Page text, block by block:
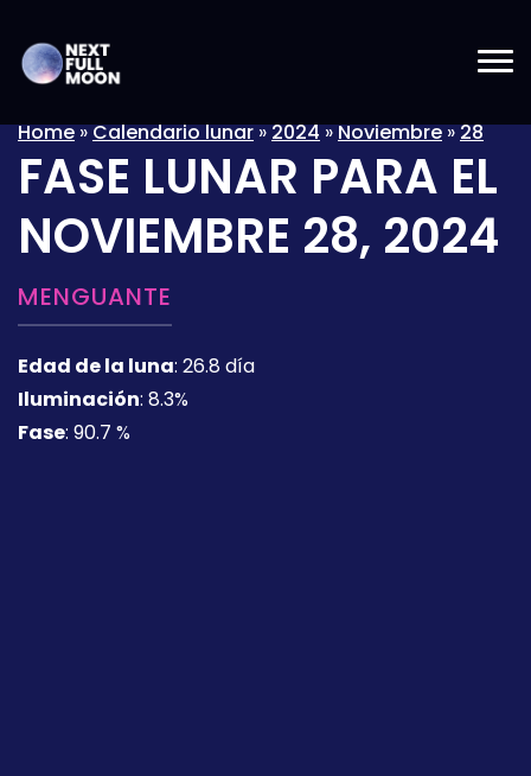
Home»Calendario lunar»2024»Noviembre»28
FASE LUNAR PARA EL
NOVIEMBRE 28, 2024
MENGUANTE
Edad de la luna: 26.8 día
Iluminación: 8.3%
Fase: 90.7 %